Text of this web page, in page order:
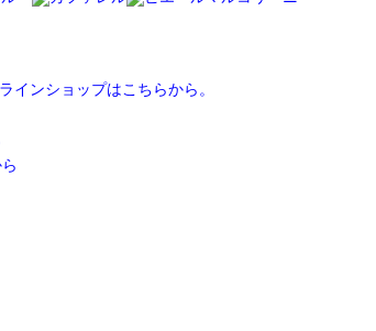
インショップはこちらから。